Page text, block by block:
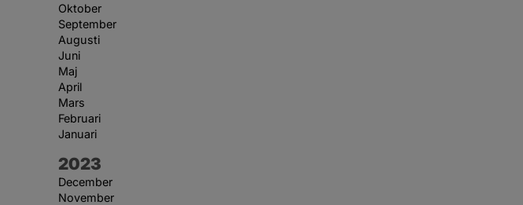
Oktober
September
Augusti
Juni
Maj
April
Mars
Februari
Januari
År:
2023
December
November